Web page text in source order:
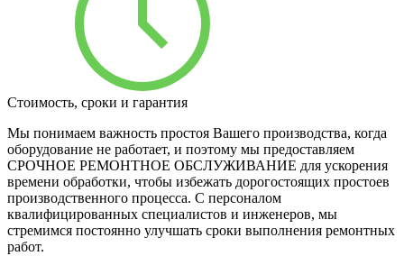
Стоимость, сроки и гарантия
Мы понимаем важность простоя Вашего производства, когда
оборудование не работает, и поэтому мы предоставляем
СРОЧНОЕ РЕМОНТНОЕ ОБСЛУЖИВАНИЕ для ускорения
времени обработки, чтобы избежать дорогостоящих простоев
производственного процесса. С персоналом
квалифицированных специалистов и инженеров, мы
стремимся постоянно улучшать сроки выполнения ремонтных
работ.